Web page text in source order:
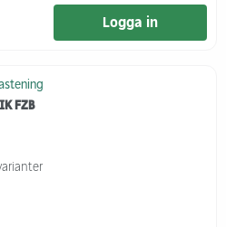
Logga in
FZB